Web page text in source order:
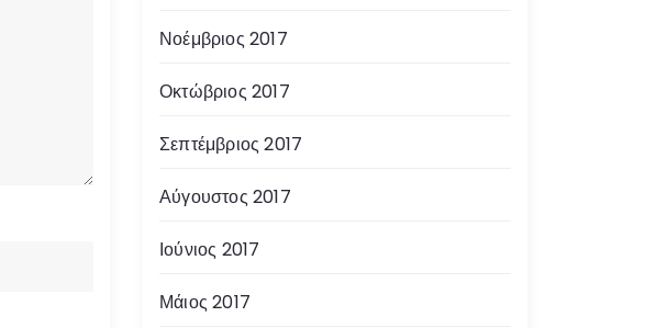
Νοέμβριος 2017
Οκτώβριος 2017
Σεπτέμβριος 2017
Αύγουστος 2017
Ιούνιος 2017
Μάιος 2017